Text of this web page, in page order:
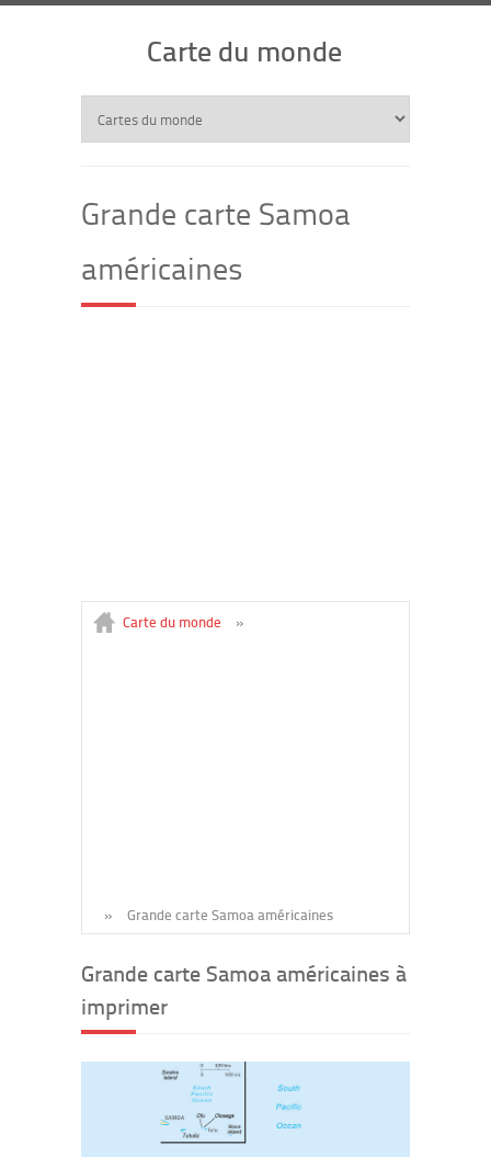
Carte du monde
Grande carte Samoa
américaines
Carte du monde »
» Grande carte Samoa américaines
Grande carte Samoa américaines à
imprimer